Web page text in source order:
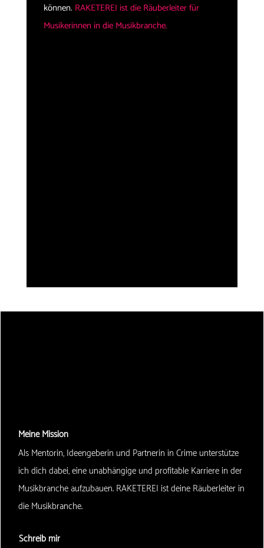
können. RAKETEREI ist die Räuberleiter für
Musikerinnen in die Musikbranche.
Meine Mission
Als Mentorin, Ideengeberin und Partnerin in Crime unterstütze
ich dich dabei, eine unabhängige und profitable Karriere in der
Musikbranche aufzubauen. RAKETEREI ist deine Räuberleiter in
die Musikbranche.
Schreib mir